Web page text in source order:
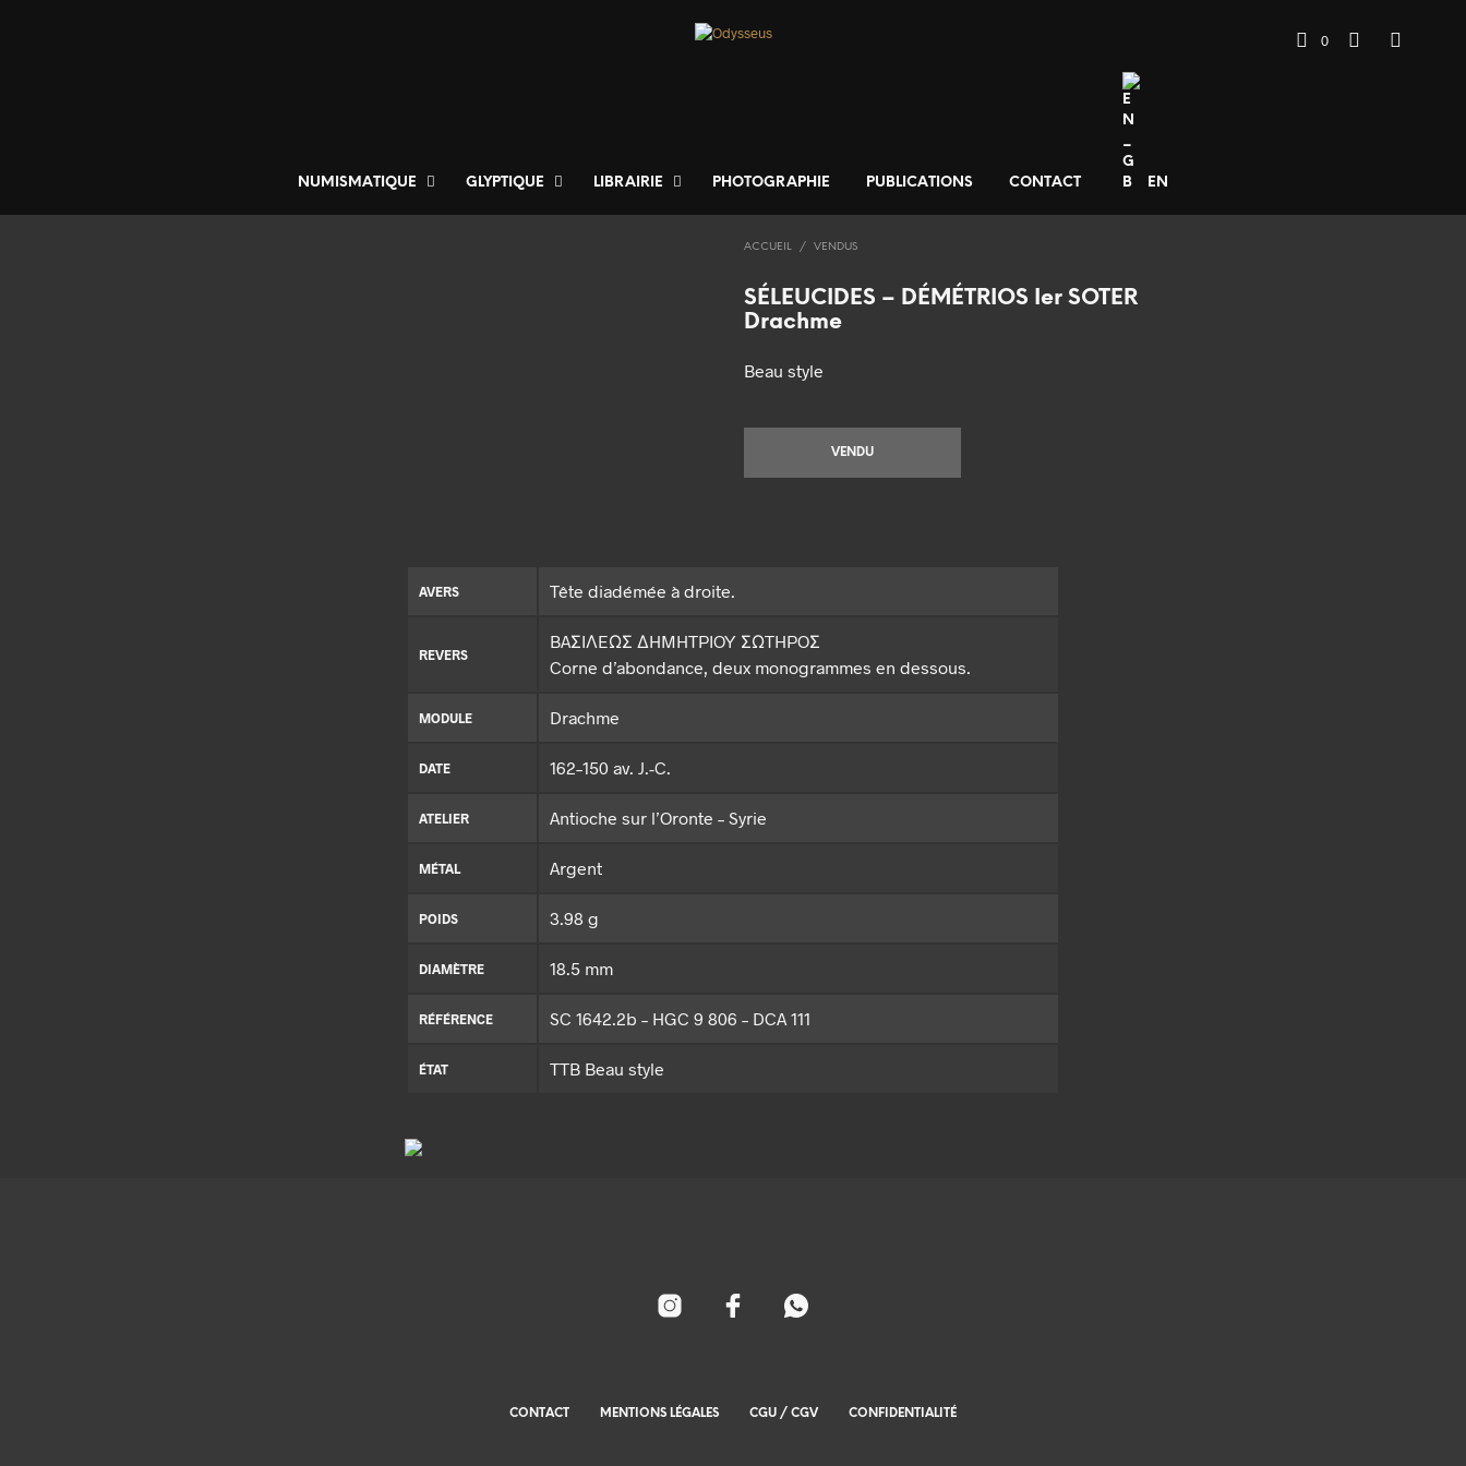
NUMISMATIQUE GLYPTIQUE LIBRAIRIE PHOTOGRAPHIE PUBLICATIONS CONTACT EN
0
ACCUEIL / VENDUS
SÉLEUCIDES – DÉMÉTRIOS Ier SOTER
Drachme
Beau style
VENDU
AVERS Tête diadémée à droite.
REVERS
BAΣIΛEΩΣ ΔHMHTPIOY ΣΩTHPOΣ
Corne d’abondance, deux monogrammes en dessous.
MODULE Drachme
DATE 162–150 av. J.-C.
ATELIER Antioche sur l’Oronte – Syrie
MÉTAL Argent
POIDS 3.98 g
DIAMÈTRE 18.5 mm
RÉFÉRENCE SC 1642.2b – HGC 9 806 – DCA 111
ÉTAT TTB Beau style
CONTACT MENTIONS LÉGALES CGU / CGV CONFIDENTIALITÉ